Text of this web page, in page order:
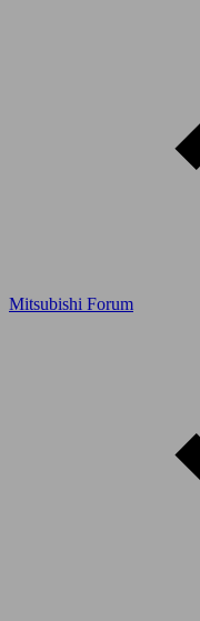
Mitsubishi Forum